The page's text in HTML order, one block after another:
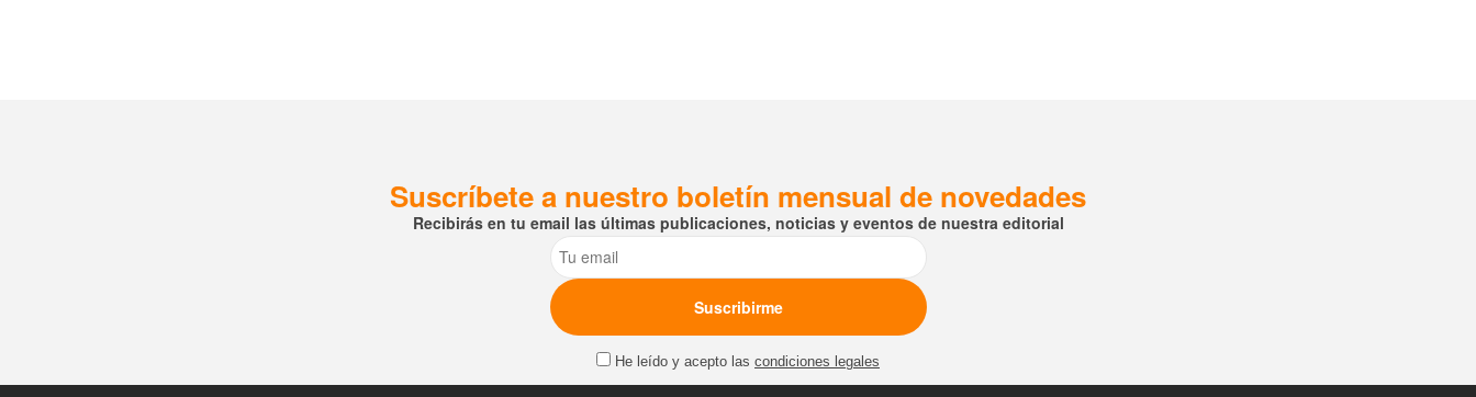
Suscríbete a nuestro boletín mensual de novedades
Recibirás en tu email las últimas publicaciones, noticias y eventos de nuestra editorial
Email
He leído y acepto las condiciones legales